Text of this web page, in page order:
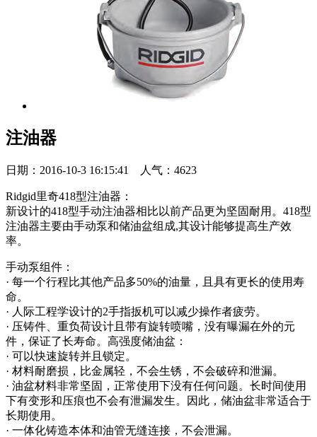
注油器
日期：2016-10-3 16:15:41 人气：4623
Ridgid里奇418型注油器：
新设计的418型手动注油器相比以前产品更为坚固耐用。418型
注油器主要由手动泵和储油盆组成,其设计能够提高生产效
率。
手动泵组件：
· 每一个行程比其他产品多50%的油量，且具有更长的使用寿
命。
· 人际工程学设计的2手指扳机可以减少操作者疲劳。
· 压铸件、重负荷设计且带有旋转喷嘴，没有曝漏在外的元
件，保证了长寿命。高强度储油盆：
· 可以快速旋转并且锁定。
· 材料耐磨损，比金属轻，不会生锈，不会破碎和泄漏。
· 油盆材料非常坚固，正常使用下没有任何问题。长时间使用
下有变形和压痕也不会有泄漏发生。因此，储油盆非常适合于
长期使用。
· 一体化铸造本体和油管无缝连接，不会泄漏。